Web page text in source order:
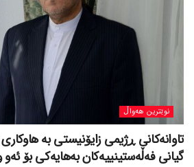
نوێترین هەواڵ
تاوانەکانی ڕژیمی زایۆنیستی بە
گیانی فەڵەستینییەکان بەهایەکی بۆ ئەو